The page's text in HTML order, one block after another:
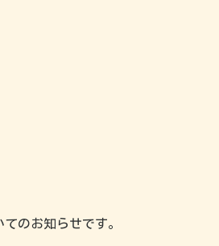
のお知らせです。